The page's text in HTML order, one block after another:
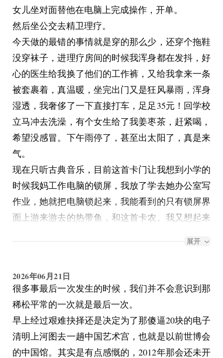
女儿坐对面替他在电脑上完成操作，开单。
然后坐公交去精卫理疗。
今天做的最错的事情就是穿的那么少，还穿个拖鞋
没穿袜子，进理疗房间的时候我浑身都在发抖，好
心的医生给我换了他们的工作裤，又给我拿来一条
被套裹着，真温暖，坐完出门又是狂风暴雨，浑身
湿透，我奢侈了一下直接打车，足足35元！回学校
立马冲去洗澡，有个女生给了我姜枣茶，赶紧喝，
希望没感冒。下午雨停了，甚至出太阳了，真是来
气。
现在只听古典音乐，目前这首卡门让我想到小学的
时候我妈工作电脑的锁屏，我放了学去她办公室写
作业，她就把电脑锁起来，我能看到的只有锁屏界
面上游来游去的热带鱼，和这首卡农。我又想起来
她很久，最后还是没有得到，现在连账号也记不得
了，因为注册用的是我妈第一个工作邮箱，她早就
忘记了。后来，我自己很想找回，但是用尽各种方
法都记不得，因为我被自己当年的密码给锁在外
面，而且我也不知道注册邮箱，只能一遍遍地尝
展开
2026年06月21日
很多事最后一次发生的时候，我们并不会意识到那
稀松平常的一次就是最后一次。
早上经过艰难抉择还是决定为了那傻逼20块的电子
清明上河图去一趟中国艺术宫，也就是以前世博会
的中国馆。其实是有点感慨的，2012年那会还未开